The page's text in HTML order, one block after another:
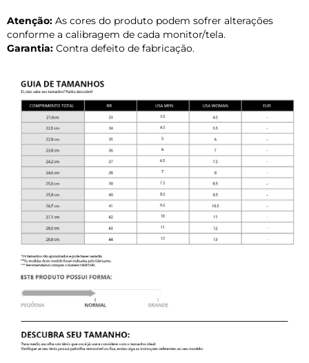
Atenção: As cores do produto podem sofrer alterações
conforme a calibragem de cada monitor/tela.
Garantia: Contra defeito de fabricação.